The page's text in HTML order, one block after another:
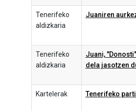
Tenerifeko
aldizkaria
Juaniren
Tenerifeko
aldizkaria
Juani,
dela jasotzen
Kartelerak Tenerifeko